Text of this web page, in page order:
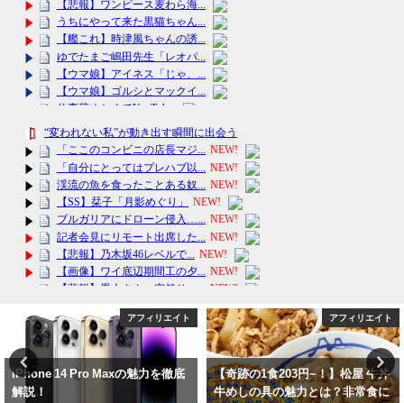
アフィリエイト
iPhone 14 Pro Maxの魅力を徹底
解説！
アフィリエイト
【奇跡の1食203円~！】松屋 牛丼
牛めしの具の魅力とは？非常食に